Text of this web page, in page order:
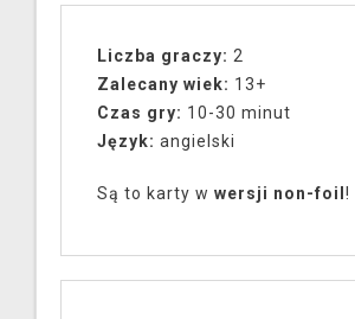
Liczba graczy: 2
Zalecany wiek: 13+
Czas gry: 10-30 minut
Język: angielski
Są to karty w wersji non-foil !